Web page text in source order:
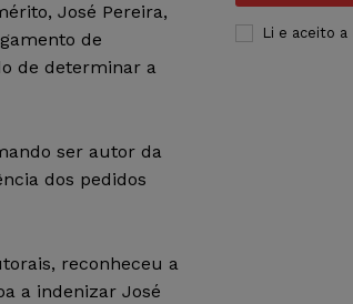
José Pereira,
de
de determinar a
ser autor da
dos pedidos
reconheceu a
a indenizar José
Li e aceito a